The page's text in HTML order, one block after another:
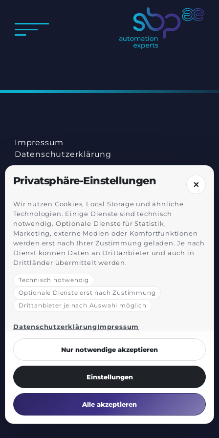
Impressum
Datenschutz­erklärung
Privatsphäre-Einstellungen
Wir nutzen Cookies, Local Storage und ähnliche
Technologien. Einige Dienste sind technisch
notwendig. Optionale Dienste für Statistik,
Marketing, externe Medien oder Komfortfunktionen
werden erst nach Ihrer Zustimmung geladen. Je nach
Dienst können Daten an Drittanbieter und auch in
Drittländer übermittelt werden.
Technisch notwendig
Optionale Dienste erst nach Zustimmung
Drittanbieter je nach Auswahl möglich
DatenschutzerklärungImpressum
Nur notwendige akzeptieren
Einstellungen
Alle akzeptieren